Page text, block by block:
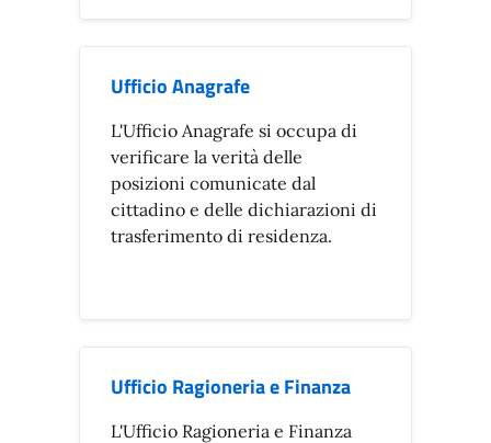
Ufficio Anagrafe
L'Ufficio Anagrafe si occupa di
verificare la verità delle
posizioni comunicate dal
cittadino e delle dichiarazioni di
trasferimento di residenza.
Ufficio Ragioneria e Finanza
L'Ufficio Ragioneria e Finanza